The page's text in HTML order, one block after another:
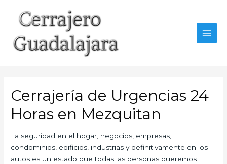
contenido
Cerrajería de Urgencias 24
Horas en Mezquitan
La seguridad en el hogar, negocios, empresas,
condominios, edificios, industrias y definitivamente en los
autos es un estado que todas las personas queremos